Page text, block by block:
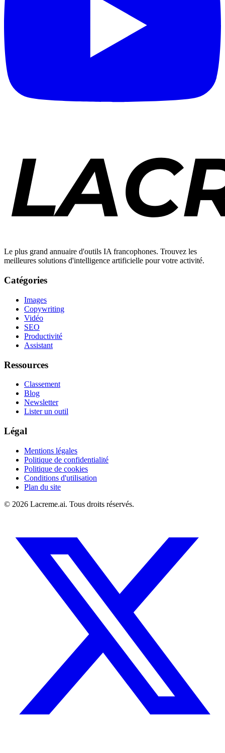
Le plus grand annuaire d'outils IA francophones. Trouvez les
meilleures solutions d'intelligence artificielle pour votre activité.
Catégories
Images
Copywriting
Vidéo
SEO
Productivité
Assistant
Ressources
Classement
Blog
Newsletter
Lister un outil
Légal
Mentions légales
Politique de confidentialité
Politique de cookies
Conditions d'utilisation
Plan du site
© 2026 Lacreme.ai. Tous droits réservés.